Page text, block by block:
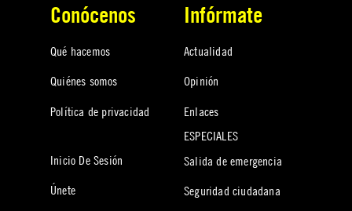
Conócenos
Qué hacemos
Quiénes somos
Política de privacidad
Inicio De Sesión
Únete
Infórmate
Actualidad
Opinión
Enlaces
ESPECIALES
Salida de emergencia
Seguridad ciudadana